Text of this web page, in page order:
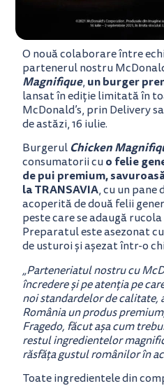
O nouă colaborare între
partenerul nostru
Magnifique, unburger
lansat în ediție limitată în
McDonald’s, prin Delivery
de astăzi, 16 iulie.
Burgerul Chicken
consumatorii cuo felie
de pui premium,
la TRANSAVIA, cu un pane
acoperită de două felii
peste care se adaugă
Preparatul este asezonat
de usturoi și așezat într-o
„Parteneriatul nostru cu
încredere și pe atenția pe
noi standardelor de
România un produs
Fragedo, făcut așa cum
restul ingredientelor
răsfăța gustul românilor în
Toate ingredientele din